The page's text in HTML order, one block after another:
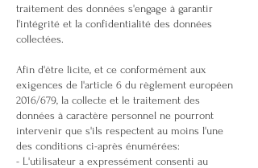
traitement des données s'engage à garantir
l'intégrité et la confidentialité des données
collectées.
Afin d'être licite, et ce conformément aux
exigences de l'article 6 du règlement européen
2016/679, la collecte et le traitement des
données à caractère personnel ne pourront
intervenir que s'ils respectent au moins l'une
des conditions ci-après énumérées:
- L'utilisateur a expressément consenti au